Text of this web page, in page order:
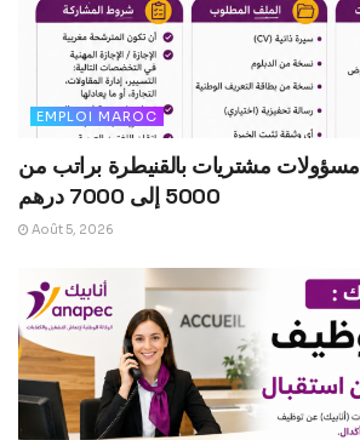
EMPLOI MAROC
أنابيك: تشغيل 8 مسؤولات مشتريات بالقنيطرة براتب من
5000 إلى 7000 درهم
Août 5, 2026